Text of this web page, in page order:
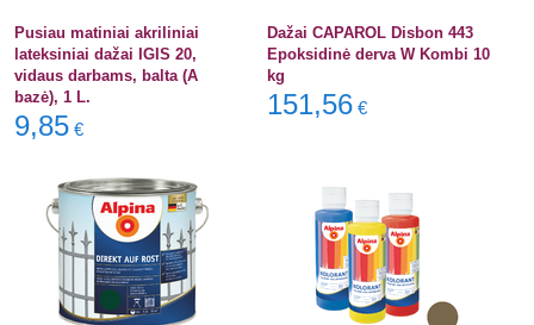
Pusiau matiniai akriliniai
lateksiniai dažai IGIS 20,
vidaus darbams, balta (A
bazė), 1 L.
9,85 €
Dažai CAPAROL Disbon 443
Epoksidinė derva W Kombi 10
kg
151,56 €